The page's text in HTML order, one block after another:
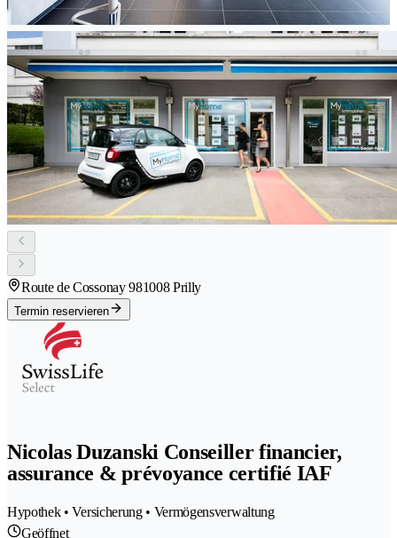
Route de Cossonay 981008 Prilly
Termin reservieren
Nicolas Duzanski Conseiller financier,
assurance & prévoyance certifié IAF
Hypothek • Versicherung • Vermögensverwaltung
Geöffnet